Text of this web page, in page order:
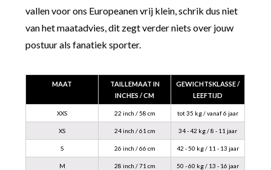
vallen voor ons Europeanen vrij klein, schrik dus niet
van het maatadvies, dit zegt verder niets over jouw
postuur als fanatiek sporter.
MAAT
TAILLEMAAT IN
INCHES / CM
GEWICHTSKLASSE /
LEEFTIJD
XXS 22 inch / 58 cm tot 35 kg / vanaf 6 jaar
XS 24 inch / 61 cm 34 - 42 kg / 8 - 11 jaar
S 26 inch / 66 cm 42 - 50 kg / 11 - 13 jaar
M 28 inch / 71 cm 50 - 60 kg / 13 - 16 jaar